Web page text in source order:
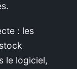
: les
le logiciel,